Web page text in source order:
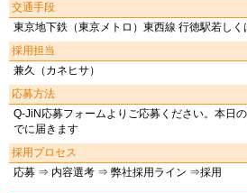
交通手段
東京地下鉄（東京メトロ）東西線 行徳駅若し
採用担当
兼久（カネヒサ）
応募方法
Q-JiN応募フォームよりご応募ください。本日
でに届きます
採用プロセス
応募 ⇒ 内容選考 ⇒ 弊社採用ライン ⇒採用